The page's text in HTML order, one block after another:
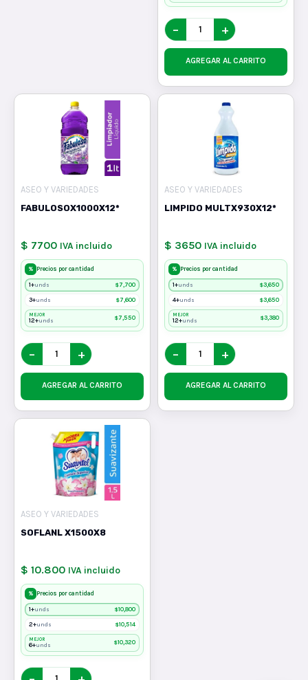
− +
AGREGAR AL CARRITO
ASEO Y VARIEDADES
FABULOSOX1000X12*
$ 7700 IVA incluido
% Precios por cantidad
1+unds $7,700
3+unds $7,600
MEJOR
12+unds $7,550
− +
AGREGAR AL CARRITO
ASEO Y VARIEDADES
LIMPIDO MULTX930X12*
$ 3650 IVA incluido
% Precios por cantidad
1+unds $3,650
4+unds $3,650
MEJOR
12+unds $3,380
− +
AGREGAR AL CARRITO
ASEO Y VARIEDADES
SOFLANL X1500X8
$ 10.800 IVA incluido
% Precios por cantidad
1+unds $10,800
2+unds $10,514
MEJOR
6+unds $10,320